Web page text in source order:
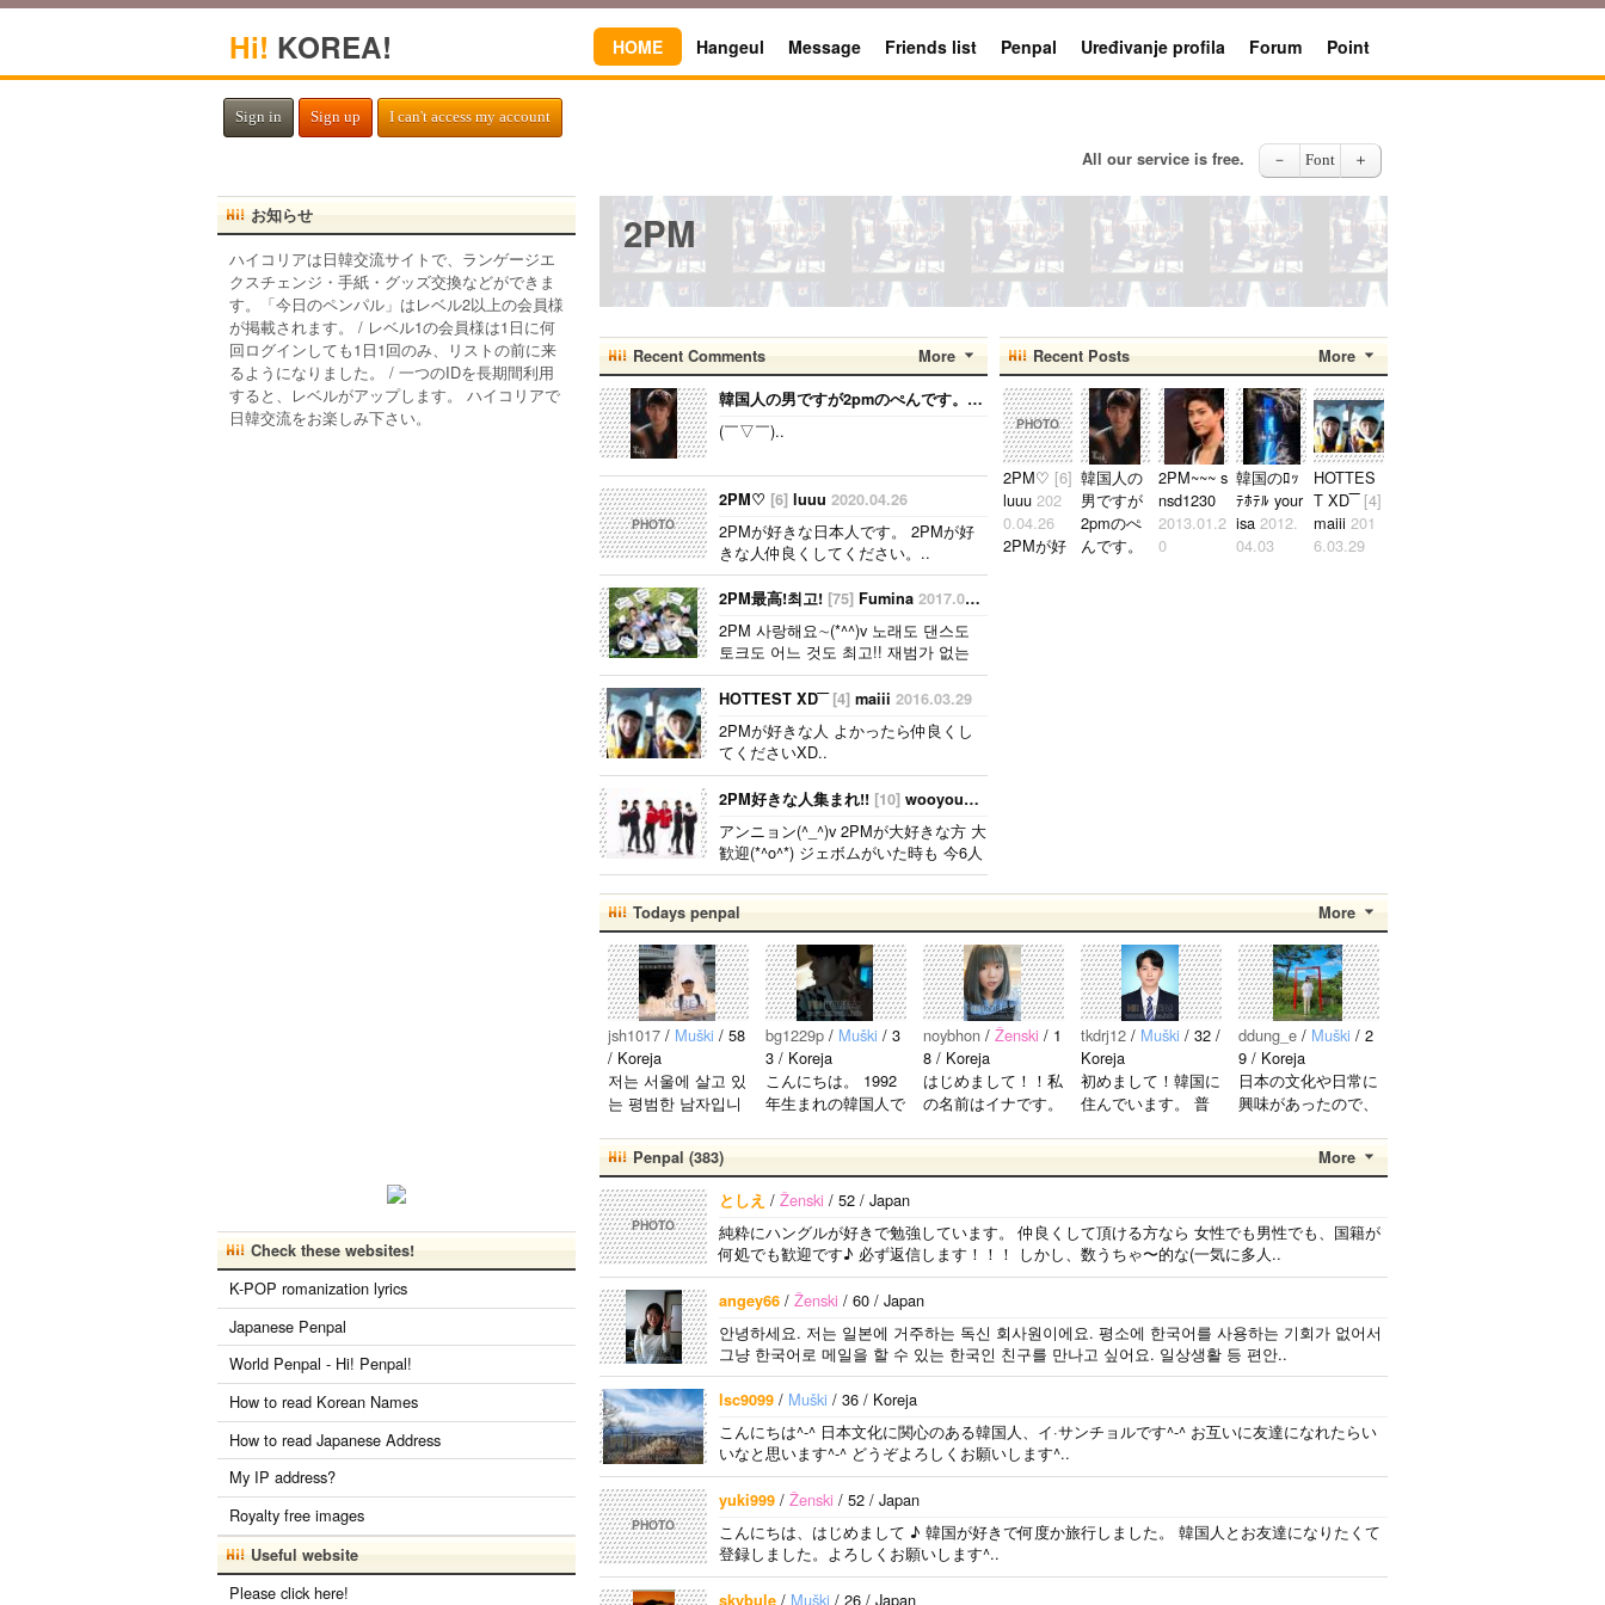
Hi! KOREA! HOME Hangeul Message Friends list Penpal Uređivanje profila Forum Point
Sign in Sign up I can't access my account
All our service is free. － Font ＋
お知らせ
ハイコリアは日韓交流サイトで、ランゲージエ
クスチェンジ・手紙・グッズ交換などができま
す。「今日のペンパル」はレベル2以上の会員様
が掲載されます。 / レベル1の会員様は1日に何
回ログインしても1日1回のみ、リストの前に来
るようになりました。 / 一つのIDを長期間利用
すると、レベルがアップします。 ハイコリアで
日韓交流をお楽しみ下さい。
2PM
More
Recent Comments
韓国人の男ですが2pmのぺんです。ジュノ、テギョンぺんが特にぺんです。
[12]sy09302023.08.19
(￣▽￣)..
PHOTO
2PM♡ [6] luuu 2020.04.26
2PMが好きな日本人です。 2PMが好
きな人仲良くしてください。..
2PM最高!최고! [75] Fumina 2017.05.01
2PM 사랑해요∼(*^^)v 노래도 댄스도
토크도 어느 것도 최고!! 재범가 없는
것은 굉장하게 슬프지만, 나는 바뀌지
않고 2PM을 응원해 갑니다!! 누구인가
HOTTEST XD‾‾[4] maiii 2016.03.29
2PMが好きな人 よかったら仲良くし
てくださいXD..
2PM好きな人集まれ!! [10] wooyoung
アンニョン(^_^)v 2PMが大好きな方 大
歓迎(*^o^*) ジェボムがいた時も 今6人
で頑張ってるときも 愛してる方、 語
りましょ(^w^)..
More
Recent Posts
PHOTO
2PM♡ [6]
luuu 202
0.04.26
2PMが好
韓国人の
男ですが
2pmのぺ
んです。
2PM~~~ s
nsd1230
2013.01.2
0
韓国のﾛｯ
ﾃﾎﾃﾙ your
isa2012.
04.03
HOTTES
T XD‾‾ [4]
maiii201
6.03.29
More
Todays penpal
jsh1017 / Muški / 58
/ Koreja
저는 서울에 살고 있
는 평범한 남자입니
령의 친구들과 친해
지고 싶어요 일본에
가면 좋은 곳 소개
시켜주면 감사하겠
습니다 반대로 한국
에 오시면 가이드 해
드릴..
bg1229p / Muški / 3
3 / Koreja
こんにちは。 1992
年生まれの韓国人で
とは高校生の時から
興味を持ちました。
日本の好きなところ
は文化や食べ物で
す。 特に街の雰囲
気が..
noybhon / Ženski / 1
8 / Koreja
はじめまして！！私
の名前はイナです。
日本人の友達を作り
tkdrj12 / Muški / 32 /
Koreja
初めまして！韓国に
住んでいます。 ​普
間がある時は釣りに
釣りスポットを探し
たり、ノリのいい
音..
ddung_e / Muški / 2
9 / Koreja
日本の文化や日常に
興味があったので、
た。 日本語を少し
ずつ勉強しているの
いです。 もちろ
ん、私も韓国文化や
韓国..
More
Penpal (383)
PHOTO
としえ / Ženski / 52 / Japan
純粋にハングルが好きで勉強しています。 仲良くして頂ける方なら 女性でも男性でも、国籍が
何処でも歓迎です♪ 必ず返信します！！！ しかし、数うちゃ〜的な(一気に多人..
angey66 / Ženski / 60 / Japan
안녕하세요. 저는 일본에 거주하는 독신 회사원이에요. 평소에 한국어를 사용하는 기회가 없어서
그냥 한국어로 메일을 할 수 있는 한국인 친구를 만나고 싶어요. 일상생활 등 편안..
lsc9099 / Muški / 36 / Koreja
こんにちは^-^ 日本文化に関心のある韓国人、イ·サンチョルです^-^ お互いに友達になれたらい
いなと思います^-^ どうぞよろしくお願いします^..
PHOTO
yuki999 / Ženski / 52 / Japan
こんにちは、はじめまして ♪ 韓国が好きで何度か旅行しました。 韓国人とお友達になりたくて
登録しました。よろしくお願いします^..
skybule / Muški / 26 / Japan
Check these websites!
K-POP romanization lyrics
Japanese Penpal
World Penpal - Hi! Penpal!
How to read Korean Names
How to read Japanese Address
My IP address?
Royalty free images
Useful website
Please click here!